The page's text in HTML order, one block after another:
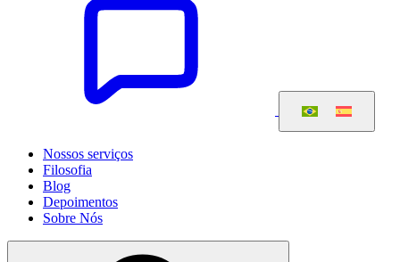
Nossos serviços
Filosofia
Blog
Depoimentos
Sobre Nós